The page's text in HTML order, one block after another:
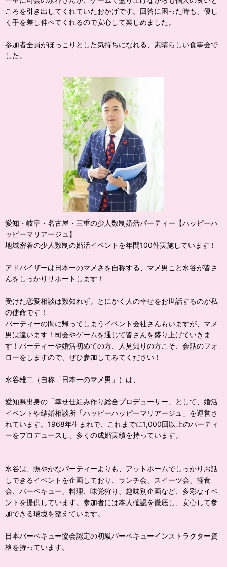
ころを引き出してくれていたおかげです。回答に困った時も、優し
く手を差し伸べてくれるので安心して楽しめました。
参加者全員がほっこりとした気持ちになれる、素晴らしい食事会で
した。
愛知・岐阜・名古屋・三重の少人数制婚活パーティー【ハッピーハ
ッピーマリアージュ】
地域密着の少人数制の婚活イベントを年間100件実施しています！
アドバイザーは日本一のマメさを自称する、マメ男こと水谷が皆さ
んをしっかりサポートします！
受けた恋愛相談は数知れず。とにかく人の幸せをお世話するのが私
の使命です！
パーティーの間に帰ってしまうイベント会社さんもいますが、マメ
男は違います！司会やゲームを通じて皆さんを盛り上げていきま
す！パーティーや婚活初めての方、人見知りの方こそ、会話のフォ
ローをしますので、ぜひ参加してみてください！
水谷雄二（自称「日本一のマメ男」）は、
愛知県出身の「幸せ仕組み作り総合プロデューサー」として、婚活
イベントや結婚相談所「ハッピーハッピーマリアージュ」を運営さ
れています。1968年生まれで、これまでに1,000回以上のパーティ
ーをプロデュースし、多くの成婚実績を持っています。
水谷は、賑やかなパーティーよりも、アットホームでしっかりお話
しできるイベントを企画しており、ランチ会、スイーツ会、軽食
会、バーベキュー、料理、味覚狩り、趣味別企画など、多彩なイベ
ントを提供しています。参加者には本人確認を徹底し、安心して参
加できる環境を整えています。
日本バーベキュー協会認定の初級バーベキューインストラクター資
格を持っています。